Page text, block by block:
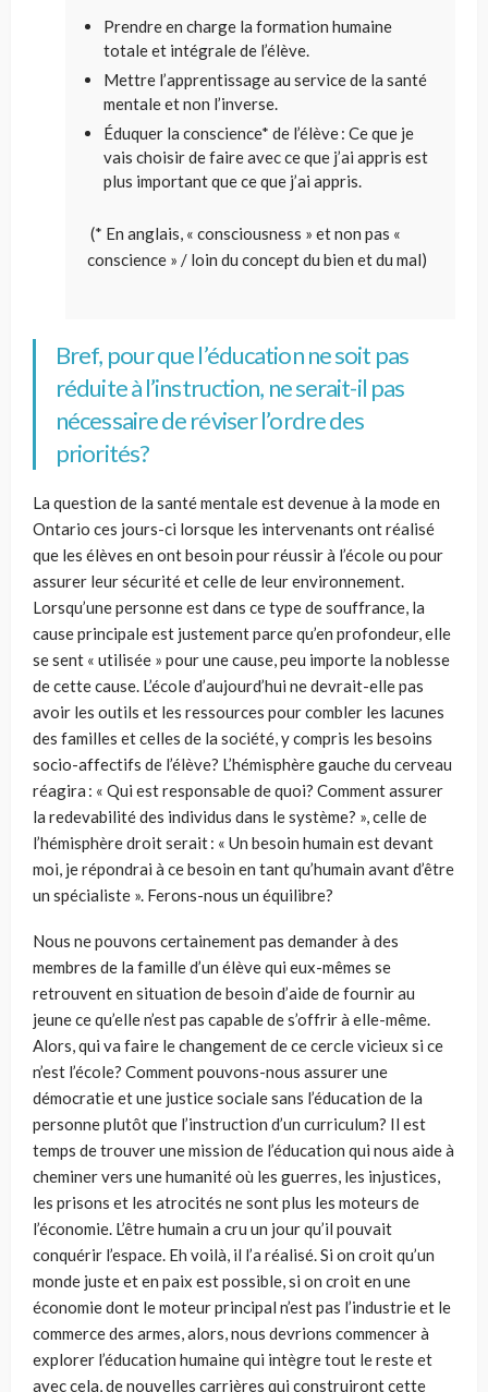
Prendreen charge la formation humaine
totale et intégrale de l’élève.
Mettre l’apprentissage au service de la santé
mentale et non l’inverse.
Éduquer la conscience* de l’élève: Ce que je
vais choisir de faire avec ce que j’ai appris est
plus important que ce que j’ai appris.
(* En anglais, « consciousness » et non pas «
conscience » / loin du concept du bien et du mal)
Bref, pour que l’éducation ne soit pas
réduiteà l’instruction, ne serait-il pas
nécessaire de réviser l’ordre des
priorités?
La question de la santé mentale est devenue à la mode en
Ontario ces jours-ci lorsque les intervenants ont réalisé
que les élèves en ont besoin pour réussirà l’écoleou pour
assurer leur sécurité et celle de leur environnement.
Lorsqu’une personne estdans ce type de souffrance, la
cause principale est justement parce qu’en profondeur, elle
se sent « utilisée » pour une cause, peu importe la noblesse
de cette cause. L’école d’aujourd’hui ne devrait-elle pas
avoir les outils et les ressources pour combler les lacunes
des familles et celles de la société, ycompris les besoins
socio-affectifs de l’élève? L’hémisphère gauche du cerveau
réagira : « Qui est responsable de quoi? Comment assurer
la redevabilité des individus dans le système? », celle de
l’hémisphère droit serait : « Un besoin humain est devant
moi, je répondrai à ce besoin en tant qu’humain avant d’être
un spécialiste ». Ferons-nous un équilibre?
Nous ne pouvons certainement pas demander à des
membres de la famille d’un élève qui eux-mêmes se
retrouvent en situation de besoin d’aide de fournir au
jeune ce qu’elle n’est pas capable de s’offrir à elle-même.
Alors, qui va faire le changement de ce cercle vicieux si ce
n’est l’école? Comment pouvons-nous assurer une
démocratie et une justice sociale sans l’éducation de la
personne plutôt que l’instruction d’un curriculum? Il est
temps de trouver une mission de l’éducation qui nous aide à
cheminer vers une humanité où les guerres, les injustices,
les prisons et les atrocités ne sont plus les moteurs de
l’économie. L’être humain a cru un jour qu’il pouvait
conquérir l’espace. Eh voilà, il l’a réalisé. Si on croit qu’un
monde juste et en paix est possible, si on croit en une
économie dont le moteur principal n’est pas l’industrie et le
commerce des armes, alors, nous devrions commencer à
explorer l’éducation humaine qui intègre tout le reste et
avec cela, de nouvelles carrières qui construiront cette